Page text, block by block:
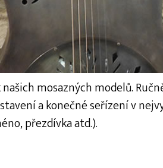
mosazných modelů.
a konečné seřízení v
přezdívka atd.).